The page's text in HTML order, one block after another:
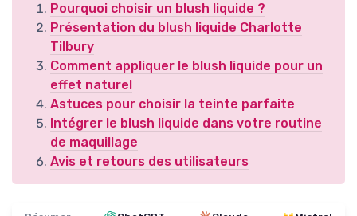
Pourquoi choisir un blush liquide ?
Présentation du blush liquide Charlotte
Tilbury
Comment appliquer le blush liquide pour un
effet naturel
Astuces pour choisir la teinte parfaite
Intégrer le blush liquide dans votre routine
de maquillage
Avis et retours des utilisateurs